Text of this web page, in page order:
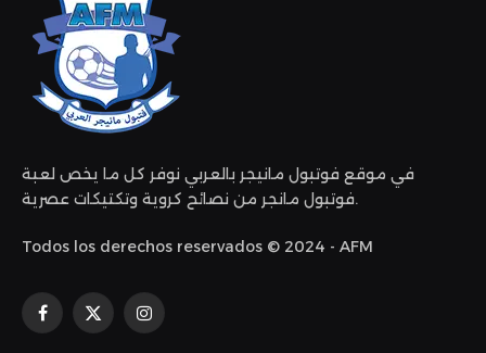
في موقع فوتبول مانيجر بالعربي نوفر كل ما يخص لعبة
فوتبول مانجر من نصائح كروية وتكتيكات عصرية.
Todos los derechos reservados © 2024 - AFM
Facebook
X
Instagram